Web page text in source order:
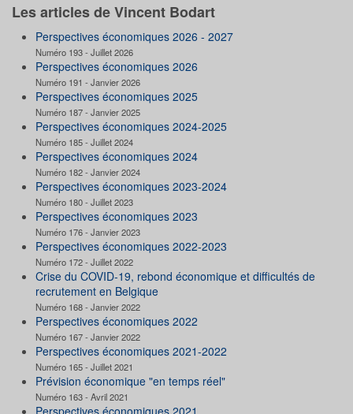
Les articles de Vincent Bodart
Perspectives économiques 2026 - 2027
Numéro 193 - Juillet 2026
Perspectives économiques 2026
Numéro 191 - Janvier 2026
Perspectives économiques 2025
Numéro 187 - Janvier 2025
Perspectives économiques 2024-2025
Numéro 185 - Juillet 2024
Perspectives économiques 2024
Numéro 182 - Janvier 2024
Perspectives économiques 2023-2024
Numéro 180 - Juillet 2023
Perspectives économiques 2023
Numéro 176 - Janvier 2023
Perspectives économiques 2022-2023
Numéro 172 - Juillet 2022
Crise du COVID-19, rebond économique et difficultés de
recrutement en Belgique
Numéro 168 - Janvier 2022
Perspectives économiques 2022
Numéro 167 - Janvier 2022
Perspectives économiques 2021-2022
Numéro 165 - Juillet 2021
Prévision économique "en temps réel"
Numéro 163 - Avril 2021
Perspectives économiques 2021